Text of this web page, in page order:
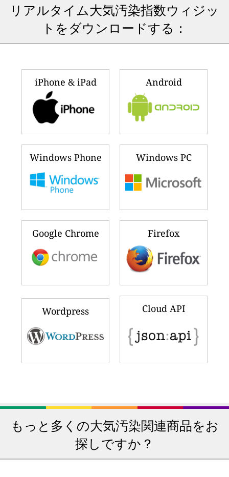
リアルタイム大気汚染指数ウィジッ
トをダウンロードする：
iPhone & iPad Android
Windows Phone Windows PC
Google Chrome Firefox
Wordpress Cloud API
もっと多くの大気汚染関連商品をお
探しですか？